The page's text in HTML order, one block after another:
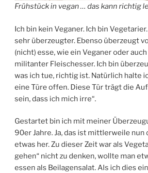
Frühstück in vegan … das kann richtig
Ich bin kein Veganer. Ich bin
sehr überzeugter. Ebenso überzeugt
(nicht) esse, wie ein Veganer oder
militanter Fleischesser. Ich bin
was ich tue, richtig ist. Natürlich halte
eine Türe offen. Diese Tür trägt die
sein, dass ich mich irre“.
Gestartet bin ich mit meiner
90er Jahre. Ja, das ist mittlerweile nun
etwas her. Zu dieser Zeit war als
gehen“ nicht zu denken, wollte man
essen als Beilagensalat. Als ich dies